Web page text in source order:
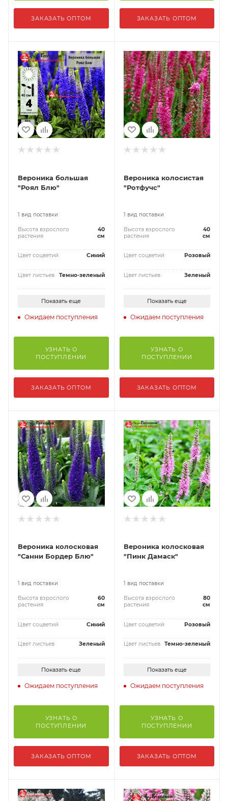
ЗАКАЗАТЬ ОПТОМ ЗАКАЗАТЬ ОПТОМ
Вероника большая
"Роял Блю"
1 вид поставки
Высота взрослого
растения
40
см
Цвет соцветий Синий
Цвет листьев Темно-зеленый
Показать еще
Ожидаем поступления
УЗНАТЬ О
ПОСТУПЛЕНИИ
ЗАКАЗАТЬ ОПТОМ
Вероника колосистая
"Ротфучс"
1 вид поставки
Высота взрослого
растения
40
см
Цвет соцветий Розовый
Цвет листьев Зеленый
Показать еще
Ожидаем поступления
УЗНАТЬ О
ПОСТУПЛЕНИИ
ЗАКАЗАТЬ ОПТОМ
Вероника колосковая
"Санни Бордер Блю"
1 вид поставки
Высота взрослого
растения
60
см
Цвет соцветий Синий
Цвет листьев Зеленый
Показать еще
Ожидаем поступления
УЗНАТЬ О
ПОСТУПЛЕНИИ
ЗАКАЗАТЬ ОПТОМ
Вероника колосковая
"Пинк Дамаск"
1 вид поставки
Высота взрослого
растения
80
см
Цвет соцветий Розовый
Цвет листьев Темно-зеленый
Показать еще
Ожидаем поступления
УЗНАТЬ О
ПОСТУПЛЕНИИ
ЗАКАЗАТЬ ОПТОМ